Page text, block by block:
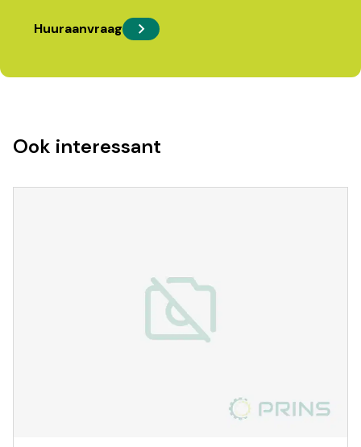
Huuraanvraag
Ook interessant